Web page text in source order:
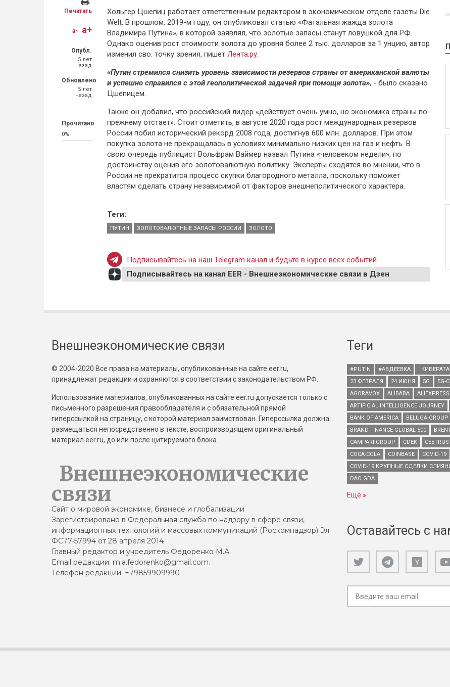
Печатать
a- a+
Опубл.
5 лет
назад
Обновлено
5 лет
назад
Прочитано
0%
Хольгер Цшепиц работает ответственным редактором в экономическом отделе газеты Die
Welt. В прошлом, 2019-м году, он опубликовал статью «Фатальная жажда золота
Владимира Путина», в которой заявлял, что золотые запасы станут ловушкой для РФ.
Однако оценив рост стоимости золота до уровня более 2 тыс. долларов за 1 унцию, автор
изменил сво. точку зрения, пишет Лента.ру.
«Путин стремился снизить уровень зависимости резервов страны от американской валюты
и успешно справился с этой геополитической задачей при помощи золота», - было сказано
Цшепицем.
Также он добавил, что российский лидер «действует очень умно, но экономика страны по-
прежнему отстает». Стоит отметить, в августе 2020 года рост международных резервов
России побил исторический рекорд 2008 года, достигнув 600 млн. долларов. При этом
покупка золота не прекращалась в условиях минимально низких цен на газ и нефть. В
свою очередь публицист Вольфрам Ваймер назвал Путина «человеком недели», по
достоинству оценив его золотовалютную политику. Эксперты сходятся во мнении, что в
России не прекратится процесс скупки благородного металла, поскольку поможет
властям сделать страну независимой от факторов внешнеполитического характера.
Теги:
ПУТИН ЗОЛОТОВАЛЮТНЫЕ ЗАПАСЫ РОССИИ ЗОЛОТО
Подписывайтесь на наш Telegram канал и будьте в курсе всех событий
Подписывайтесь на канал EER - Внешнеэкономические связи в Дзен
Внешнеэкономические связи
© 2004-2020 Все права на материалы, опубликованные на сайте eer.ru,
принадлежат редакции и охраняются в соответствии с законодательством РФ.
Использование материалов, опубликованных на сайте eer.ru допускается только с
письменного разрешения правообладателя и с обязательной прямой
гиперссылкой на страницу, с которой материал заимствован. Гиперссылка должна
размещаться непосредственно в тексте, воспроизводящем оригинальный
материал eer.ru, до или после цитируемого блока.
Внешнеэкономические
связи
Сайт о мировой экономике, бизнесе и глобализации
Зарегистрировано в Федеральная служба по надзору в сфере связи,
информационных технологий и массовых коммуникаций (Роскомнадзор) Эл
ФС77-57994 от 28 апреля 2014
Главный редактор и учредитель Федоренко М.А.
Email редакции: m.a.fedorenko@gmail.com.
Телефон редакции: +79859909990
Теги
#PUTIN #АВДЕЕВКА .
23 ФЕВРАЛЯ
24 ИЮНЯ 5G 5G-
AGORAVOX
ALIBABA ALIEXPRESS
ARTIFICIAL INTELLIGENCE JOURNEY
BANK OF AMERICA
BELUGA GROUP
BRAND FINANCE GLOBAL 500
CAMPARI GROUP
CDEK CEETRUS
COCA-COLA
COINBASE
COVID-19
COVID-19 КРУПНЫЕ СДЕЛКИ
DAO GDA
Ещё
Оставайтесь с